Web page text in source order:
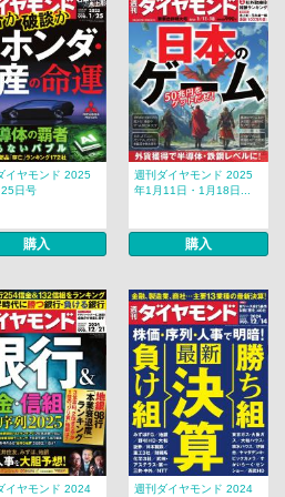
イヤモンド 2025
日号
購入
週刊ダイヤモンド 2025
年1月11日・1月18日...
購入
イヤモンド 2024
週刊ダイヤモンド 2024